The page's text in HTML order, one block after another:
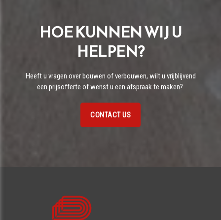
HOE KUNNEN WIJ U
HELPEN?
Heeft u vragen over bouwen of verbouwen, wilt u vrijblijvend
een prijsofferte of wenst u een afspraak te maken?
CONTACT US